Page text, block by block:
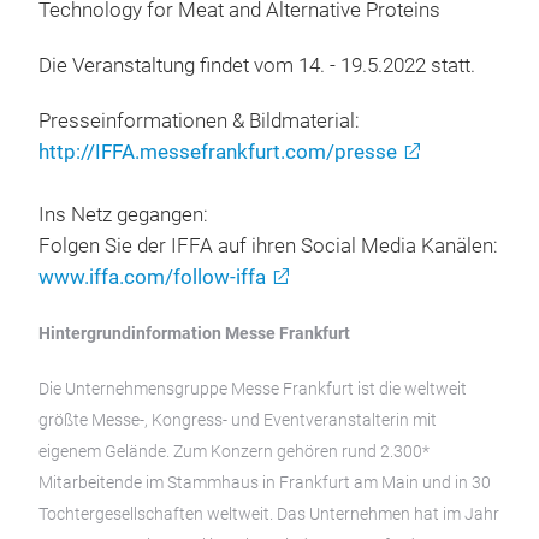
Technology for Meat and Alternative Proteins
Die Veranstaltung findet vom 14. - 19.5.2022 statt.
Presseinformationen & Bildmaterial:
http://IFFA.messefrankfurt.com/presse
Ins Netz gegangen:
Folgen Sie der IFFA auf ihren Social Media Kanälen:
www.iffa.com/follow-iffa
Hintergrundinformation Messe Frankfurt
Die Unternehmensgruppe Messe Frankfurt ist die weltweit
größte Messe-, Kongress- und Eventveranstalterin mit
eigenem Gelände. Zum Konzern gehören rund 2.300*
Mitarbeitende im Stammhaus in Frankfurt am Main und in 30
Tochtergesellschaften weltweit. Das Unternehmen hat im Jahr